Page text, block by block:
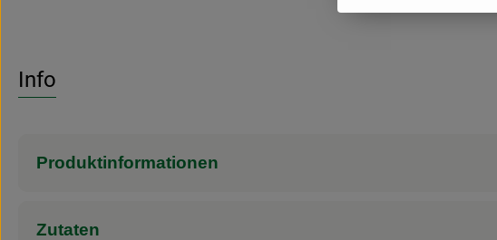
Info
Produktinformationen
Zutaten